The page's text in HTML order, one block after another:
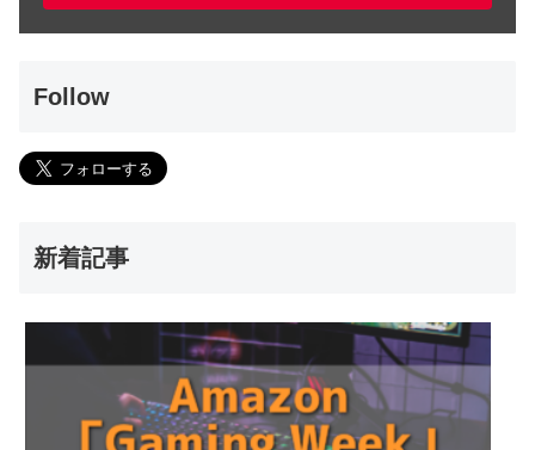
Follow
新着記事